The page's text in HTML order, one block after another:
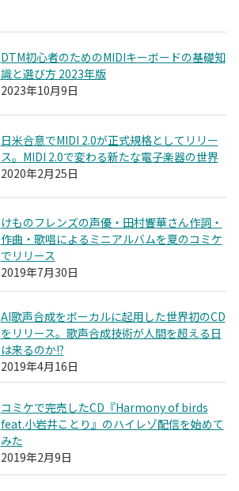
DTM初心者のためのMIDIキーボードの基礎知
識と選び方 2023年版
2023年10月9日
日米合意でMIDI 2.0が正式規格としてリリー
ス。MIDI 2.0で変わる新たな電子楽器の世界
2020年2月25日
けものフレンズの声優・田村響華さん作詞・
作曲・歌唱によるミニアルバムを夏のコミケ
でリリース
2019年7月30日
AI歌声合成をボーカルに起用した世界初のCD
をリリース。歌声合成技術が人間を超える日
は来るのか!?
2019年4月16日
コミケで完売したCD『Harmony of birds
feat.小岩井ことり』のハイレゾ配信を始めて
みた
2019年2月9日